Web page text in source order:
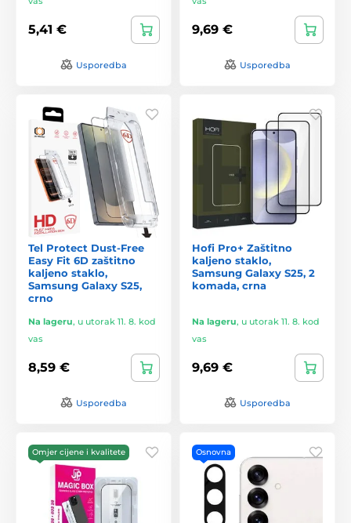
5,41 €
Usporedba
9,69 €
Usporedba
Tel Protect Dust-Free
Easy Fit 6D zaštitno
kaljeno staklo,
Samsung Galaxy S25,
crno
Na lageru, u utorak 11. 8. kod
vas
8,59 €
Usporedba
Hofi Pro+ Zaštitno
kaljeno staklo,
Samsung Galaxy S25, 2
komada, crna
Na lageru, u utorak 11. 8. kod
vas
9,69 €
Usporedba
Omjer cijene i kvalitete Osnovna